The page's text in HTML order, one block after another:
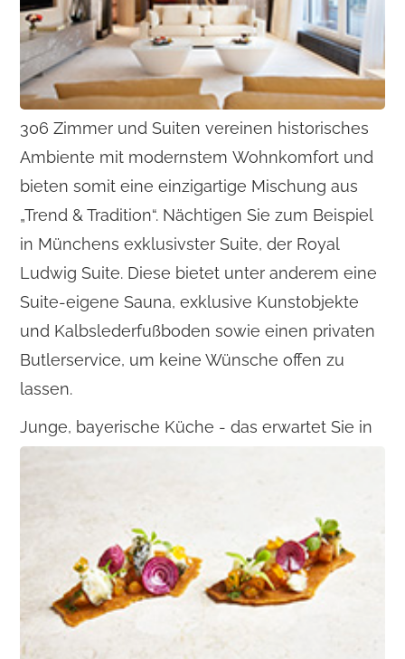
306 Zimmer und Suiten vereinen historisches
Ambiente mit modernstem Wohnkomfort und
bieten somit eine einzigartige Mischung aus
„Trend & Tradition“. Nächtigen Sie zum Beispiel
in Münchens exklusivster Suite, der Royal
Ludwig Suite. Diese bietet unter anderem eine
Suite-eigene Sauna, exklusive Kunstobjekte
und Kalbslederfußboden sowie einen privaten
Butlerservice, um keine Wünsche offen zu
lassen.
Junge, bayerische Küche - das erwartet Sie in